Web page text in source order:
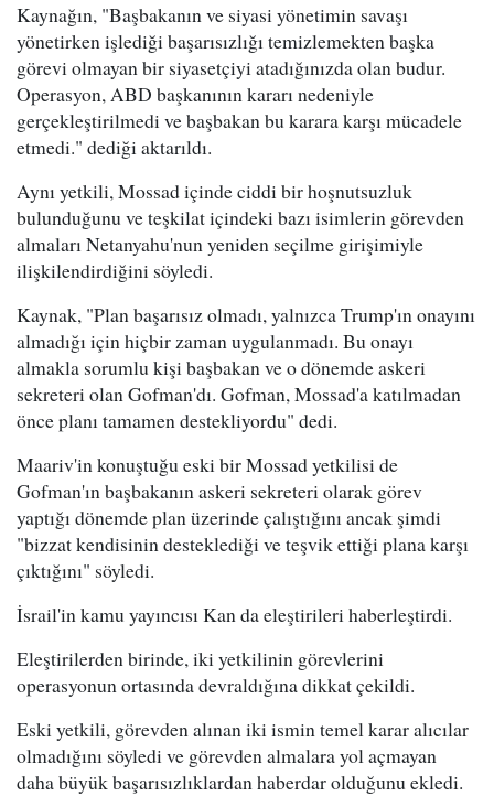
Kaynağın, "Başbakanın ve siyasi yönetimin savaşı
yönetirken işlediği başarısızlığı temizlemekten başka
görevi olmayan bir siyasetçiyi atadığınızda olan budur.
Operasyon, ABD başkanının kararı nedeniyle
gerçekleştirilmedi ve başbakan bu karara karşı mücadele
etmedi." dediği aktarıldı.
Aynı yetkili, Mossad içinde ciddi bir hoşnutsuzluk
bulunduğunu ve teşkilat içindeki bazı isimlerin görevden
almaları Netanyahu'nun yeniden seçilme girişimiyle
ilişkilendirdiğini söyledi.
Kaynak, "Plan başarısız olmadı, yalnızca Trump'ın onayını
almadığı için hiçbir zaman uygulanmadı. Bu onayı
almakla sorumlu kişi başbakan ve o dönemde askeri
sekreteri olan Gofman'dı. Gofman, Mossad'a katılmadan
önce planı tamamen destekliyordu" dedi.
Maariv'in konuştuğu eski bir Mossad yetkilisi de
Gofman'ın başbakanın askeri sekreteri olarak görev
yaptığı dönemde plan üzerinde çalıştığını ancak şimdi
"bizzat kendisinin desteklediği ve teşvik ettiği plana karşı
çıktığını" söyledi.
İsrail'in kamu yayıncısı Kan da eleştirileri haberleştirdi.
Eleştirilerden birinde, iki yetkilinin görevlerini
operasyonun ortasında devraldığına dikkat çekildi.
Eski yetkili, görevden alınan iki ismin temel karar alıcılar
olmadığını söyledi ve görevden almalara yol açmayan
daha büyük başarısızlıklardan haberdar olduğunu ekledi.